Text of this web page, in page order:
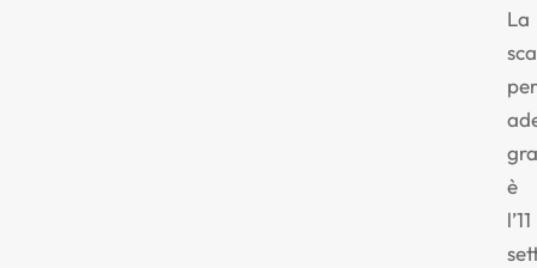
La
per
è
l’11